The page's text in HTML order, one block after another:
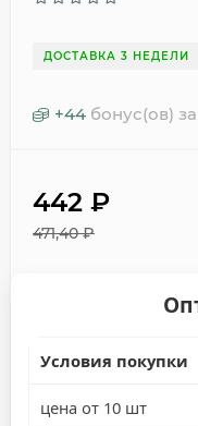
ДОСТАВКА 3 НЕДЕЛИ
+44 бонус(ов)
442 ₽
471,40₽
Условия покупки
цена от 10 шт